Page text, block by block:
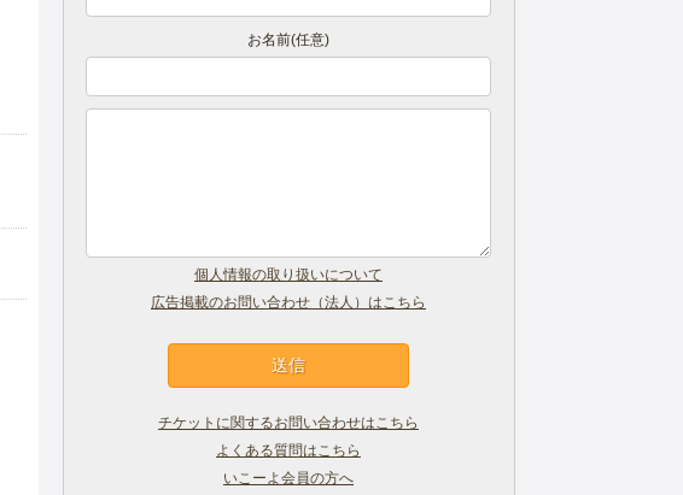
お名前(任意)
個人情報の取り扱いについて
広告掲載のお問い合わせ（法人）はこちら
チケットに関するお問い合わせはこちら
よくある質問はこちら
いこーよ会員の方へ